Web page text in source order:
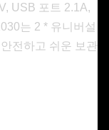
USB 포트 2.1A,
는 2 * 유니버설
전하고 쉬운 보관